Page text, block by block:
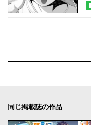
同じ掲載誌の作品